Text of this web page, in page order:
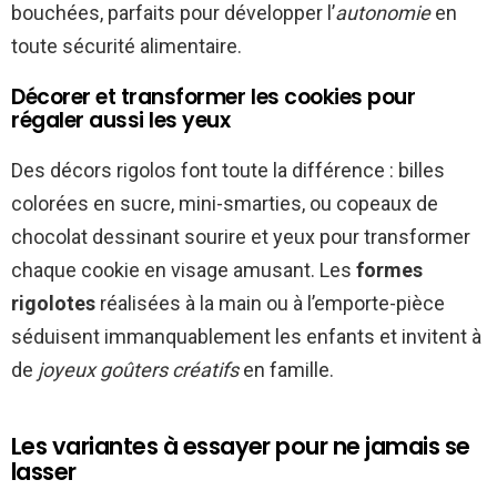
bouchées, parfaits pour développer l’autonomieen
toute sécurité alimentaire.
Décorer et transformer les cookies pour
régaler aussi les yeux
Des décors rigolos font toute la différence : billes
colorées en sucre, mini-smarties, ou copeaux de
chocolat dessinant sourire et yeux pour transformer
chaque cookie en visage amusant. Les formes
rigolotes réalisées à la main ou à l’emporte-pièce
séduisent immanquablement les enfants et invitent à
de joyeux goûters créatifsen famille.
Les variantes à essayer pour ne jamais se
lasser